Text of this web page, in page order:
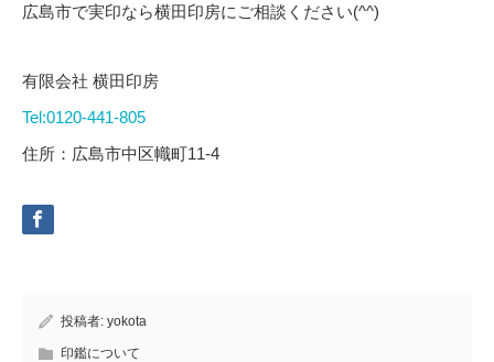
広島市で実印なら横田印房にご相談ください(^^)
有限会社 横田印房
Tel:0120-441-805
住所：広島市中区幟町11-4
投稿者: yokota
印鑑について